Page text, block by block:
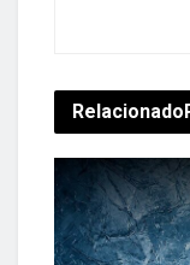
Relacionado